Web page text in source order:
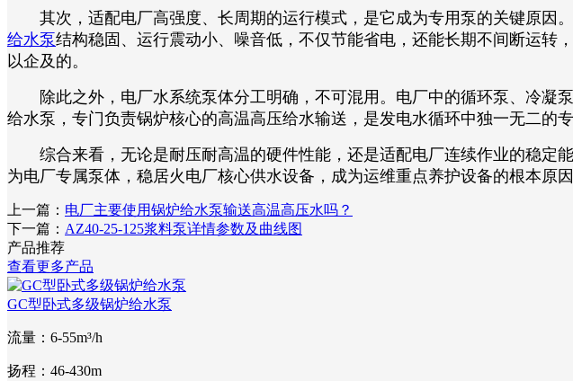
其次，适配电厂高强度、长周期的运行模式，是它成为专用泵的关键原因
给水泵结构稳固、运行震动小、噪音低，不仅节能省电，还能长期不间断运转
以企及的。​
除此之外，电厂水系统泵体分工明确，不可混用。电厂中的循环泵、冷凝
给水泵，专门负责锅炉核心的高温高压给水输送，是发电水循环中独一无二的
综合来看，无论是耐压耐高温的硬件性能，还是适配电厂连续作业的稳定
为电厂专属泵体，稳居火电厂核心供水设备，成为运维重点养护设备的根本原因
上一篇： 电厂主要使用锅炉给水泵输送高温高压水吗？
下一篇： AZ40-25-125浆料泵详情参数及曲线图
产品推荐
查看更多产品
GC型卧式多级锅炉给水泵
流量：6-55m³/h
扬程：46-430m